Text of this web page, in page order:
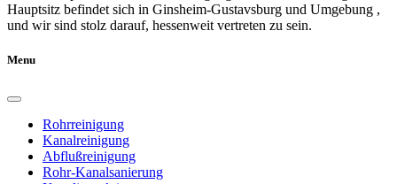
Hauptsitz befindet sich in Ginsheim-Gustavsburg und Umgebung ,
und wir sind stolz darauf, hessenweit vertreten zu sein.
Menu
Rohrreinigung
Kanalreinigung
Abflußreinigung
Rohr-Kanalsanierung